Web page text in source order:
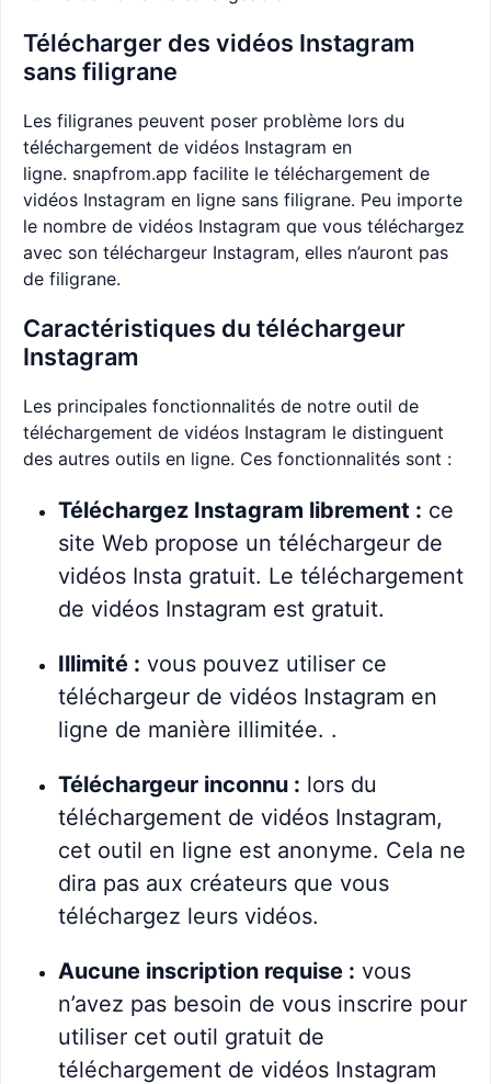
Télécharger des vidéos Instagram
sans filigrane
Les filigranes peuvent poser problème lors du
téléchargement de vidéos Instagram en
ligne. snapfrom.app facilite le téléchargement de
vidéos Instagram en ligne sans filigrane. Peu importe
le nombre de vidéos Instagram que vous téléchargez
avec son téléchargeur Instagram, elles n’auront pas
de filigrane.
Caractéristiques du téléchargeur
Instagram
Les principales fonctionnalités de notre outil de
téléchargement de vidéos Instagram le distinguent
des autres outils en ligne. Ces fonctionnalités sont :
Téléchargez Instagram librement : ce
site Web propose un téléchargeur de
vidéos Insta gratuit. Le téléchargement
de vidéos Instagram est gratuit.
Illimité : vous pouvez utiliser ce
téléchargeur de vidéos Instagram en
ligne de manière illimitée. .
Téléchargeur inconnu : lors du
téléchargement de vidéos Instagram,
cet outil en ligne est anonyme. Cela ne
dira pas aux créateurs que vous
téléchargez leurs vidéos.
Aucune inscription requise : vous
n’avez pas besoin de vous inscrire pour
utiliser cet outil gratuit de
téléchargement de vidéos Instagram